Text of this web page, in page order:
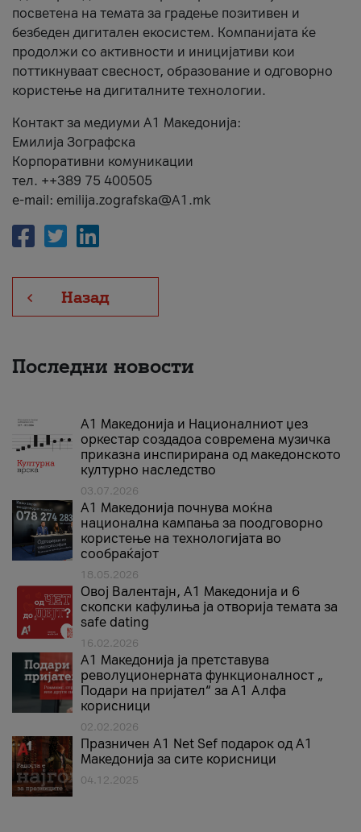
посветена на темата за градење позитивен и
безбеден дигитален екосистем. Компанијата ќе
продолжи со активности и иницијативи кои
поттикнуваат свесност, образование и одговорно
користење на дигиталните технологии.
Контакт за медиуми А1 Македонија:
Емилија Зографска
Корпоративни комуникации
тел. ++389 75 400505
e-mail: emilija.zografska@A1.mk
Назад
Последни новости
А1 Македонија и Националниот џез
оркестар создадоа современа музичка
приказна инспирирана од македонското
културно наследство
03.07.2026
A1 Македонија почнува моќна
национална кампања за поодговорно
користење на технологијата во
сообраќајот
18.05.2026
Овој Валентајн, A1 Македонија и 6
скопски кафулиња ја отворија темата за
safe dating
16.02.2026
А1 Македонија ја претставува
револуционерната функционалност „
Подари на пријател“ за А1 Алфа
корисници
02.02.2026
Празничен A1 Net Sеf подарок од А1
Македонија за сите корисници
04.12.2025